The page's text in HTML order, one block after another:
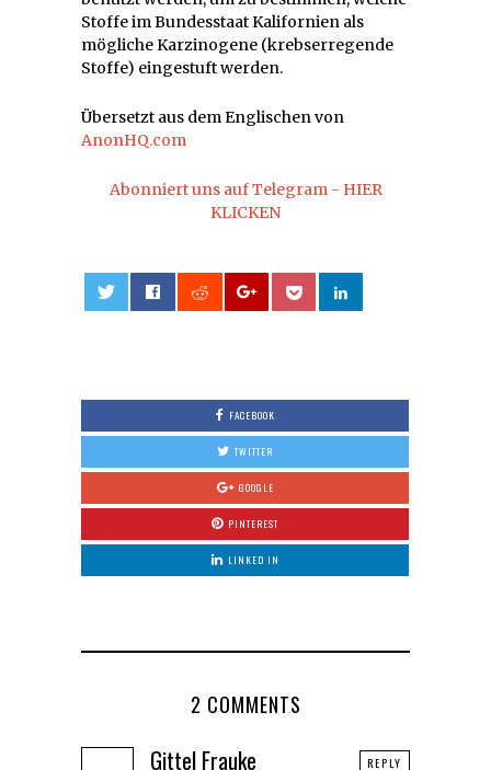
Stoffe im Bundesstaat Kalifornien als
mögliche Karzinogene (krebserregende
Stoffe) eingestuft werden.
Übersetzt aus dem Englischen von
AnonHQ.com
Abonniert uns auf Telegram - HIER
KLICKEN
FACEBOOK
TWITTER
GOOGLE
PINTEREST
LINKED IN
2 COMMENTS
Gittel Frauke REPLY